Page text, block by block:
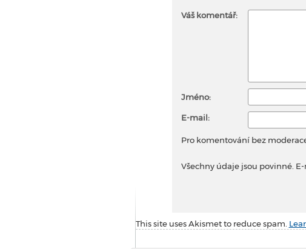
Váš komentář:
Jméno:
E-mail:
Pro komentování bez
Všechny údaje jsou povinné.
This site uses Akismet to reduce spam.